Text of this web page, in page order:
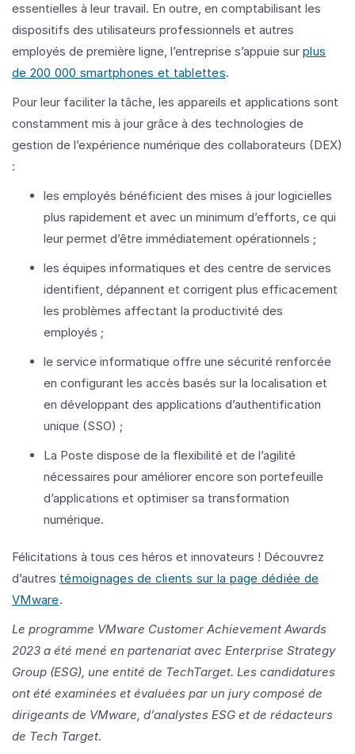
essentielles à leur travail. En outre, en comptabilisant les
dispositifs des utilisateurs professionnels et autres
employés de première ligne, l’entreprise s’appuie sur plus
de 200 000 smartphones et tablettes.
Pour leur faciliter la tâche, les appareils et applications sont
constamment mis à jour grâce à des technologies de
gestion de l’expérience numérique des collaborateurs (DEX)
:
les employés bénéficient des mises à jour logicielles
plus rapidement et avec un minimum d’efforts, ce qui
leur permet d’être immédiatement opérationnels ;
les équipes informatiques et des centre de services
identifient, dépannent et corrigent plus efficacement
les problèmes affectant la productivité des
employés ;
le service informatique offre une sécurité renforcée
en configurant les accès basés sur la localisation et
en développant des applications d’authentification
unique (SSO) ;
La Poste dispose de la flexibilité et de l’agilité
nécessaires pour améliorer encore son portefeuille
d’applications et optimiser sa transformation
numérique.
Félicitations à tous ces héros et innovateurs ! Découvrez
d’autres témoignages de clients sur la page dédiée de
VMware.
Le programme VMware Customer Achievement Awards
2023 a été mené en partenariat avec Enterprise Strategy
Group (ESG), une entité de TechTarget. Les candidatures
ont été examinées et évaluées par un jury composé de
dirigeants de VMware, d’analystes ESG et de rédacteurs
de Tech Target.